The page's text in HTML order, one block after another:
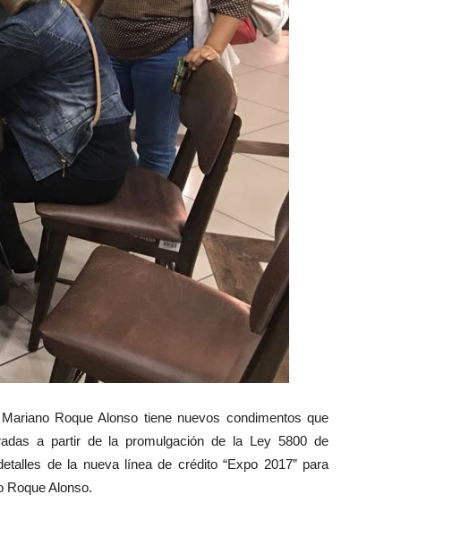
Roque Alonso tiene nuevos condimentos que
a partir de la promulgación de la Ley 5800 de
de la nueva línea de crédito “Expo 2017” para
Roque Alonso.